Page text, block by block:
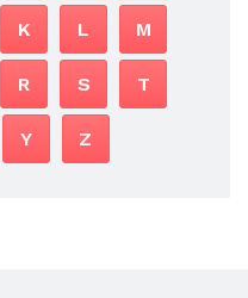
K L M
R S T
Y Z